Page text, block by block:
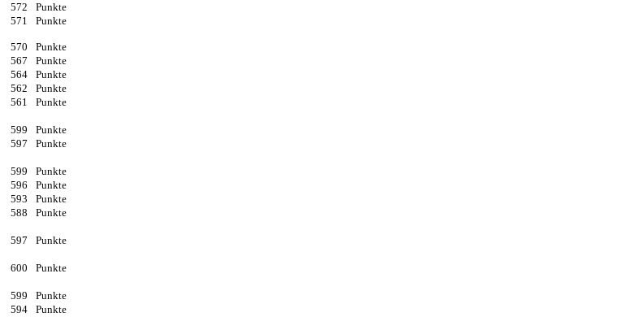
572
Punkte
571 Punkte
570
Punkte
567
Punkte
564
Punkte
562
Punkte
561 Punkte
599
Punkte
597 Punkte
599
Punkte
596
Punkte
593
Punkte
588 Punkte
597 Punkte
600 Punkte
599
Punkte
594 Punkte